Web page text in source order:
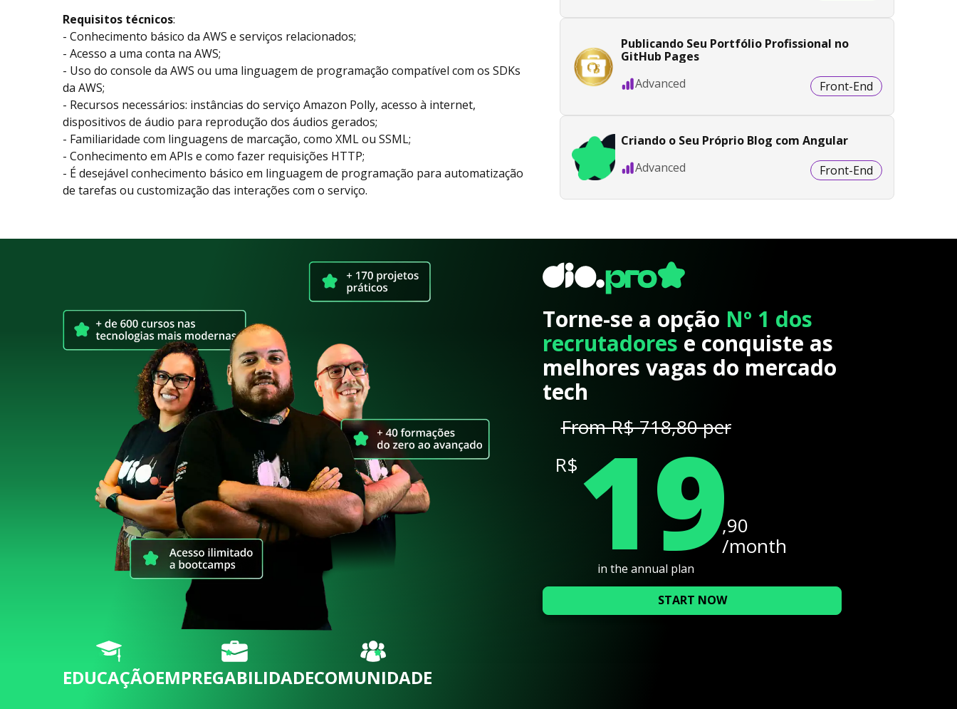
Requisitos técnicos:
- Conhecimento básico da AWS e serviços relacionados;
- Acesso a uma conta na AWS;
- Uso do console da AWS ou uma linguagem de programação compatível com os SDKs
da AWS;
- Recursos necessários: instâncias do serviço Amazon Polly, acesso à internet,
dispositivos de áudio para reprodução dos áudios gerados;
- Familiaridade com linguagens de marcação, como XML ou SSML;
- Conhecimento em APIs e como fazer requisições HTTP;
- É desejável conhecimento básico em linguagem de programação para automatização
de tarefas ou customização das interações com o serviço.
Publicando Seu Portfólio Profissional no
GitHub Pages
Advanced
Front-End
Criando o Seu Próprio Blog com Angular
Advanced
Front-End
EDUCAÇÃOEMPREGABILIDADECOMUNIDADE
Torne-se a opção Nº 1 dos
recrutadores e conquiste as
melhores vagas do mercado
tech
From R$ 718,80 per
R$ 19,90
/month
in the annual plan
START NOW